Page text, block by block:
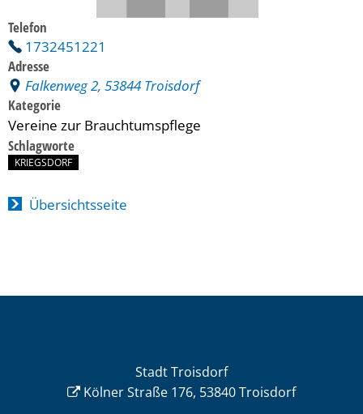
Telefon
1732451221
Adresse
Falkenweg 2, 53844 Troisdorf
Kategorie
Vereine zur Brauchtumspflege
Schlagworte
KRIEGSDORF
Übersichtsseite
Stadt Troisdorf
Kölner Straße 176, 53840 Troisdorf